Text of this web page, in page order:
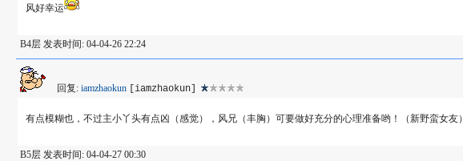
风好幸运
B4层 发表时间: 04-04-26 22:24
回复: iamzhaokun [iamzhaokun]
有点模糊也，不过主小丫头有点凶（感觉），风兄（丰胸）可要做好充分的心理准备哟！（新野蛮女友）
B5层 发表时间: 04-04-27 00:30